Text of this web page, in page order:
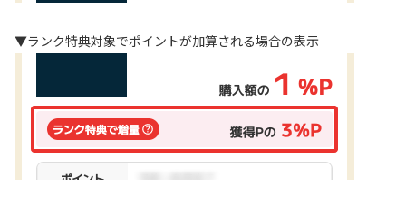
▼ランク特典対象でポイントが加算される場合の表示